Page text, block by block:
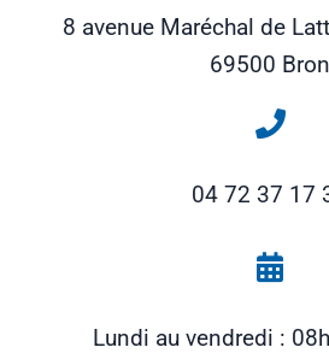
8 avenue Maréchal de
69500 Bron
04 72 37 17
Lundi au vendredi :